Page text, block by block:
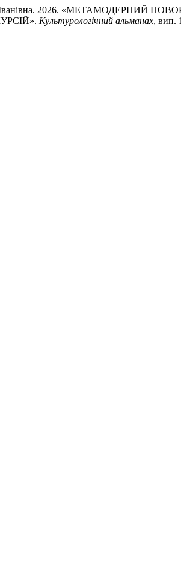
Іванівна. 2026. «МЕТАМОДЕРНИЙ
Культурологічний альманах, вип.